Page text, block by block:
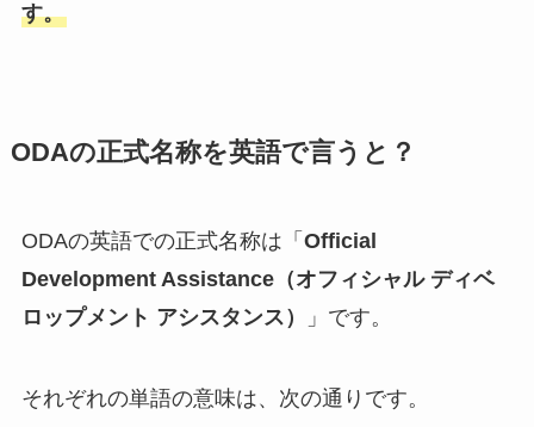
す。
ODAの正式名称を英語で言うと？
ODAの英語での正式名称は「 Official
Development Assistance（オフィシャル ディベ
ロップメント アシスタンス）
」です。
それぞれの単語の意味は、次の通りです。